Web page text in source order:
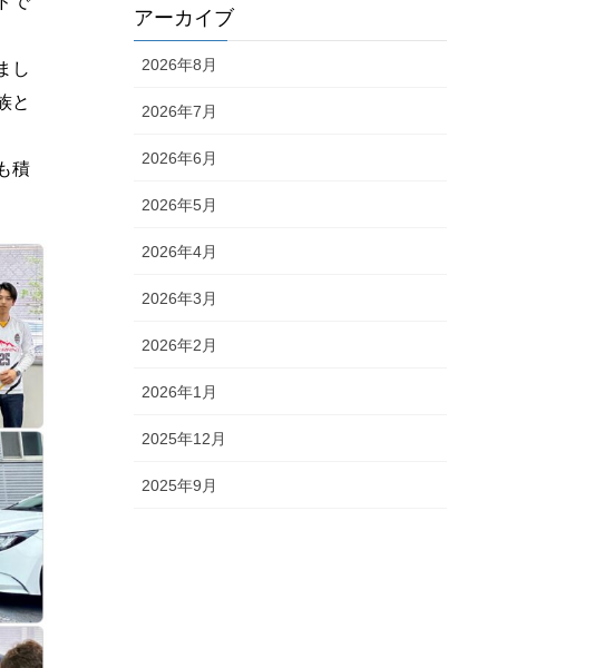
し
と
積
アーカイブ
2026年8月
2026年7月
2026年6月
2026年5月
2026年4月
2026年3月
2026年2月
2026年1月
2025年12月
2025年9月